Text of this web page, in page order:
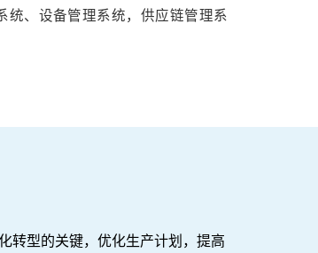
统、设备管理系统，供应链管理系
转型的关键，优化生产计划，提高